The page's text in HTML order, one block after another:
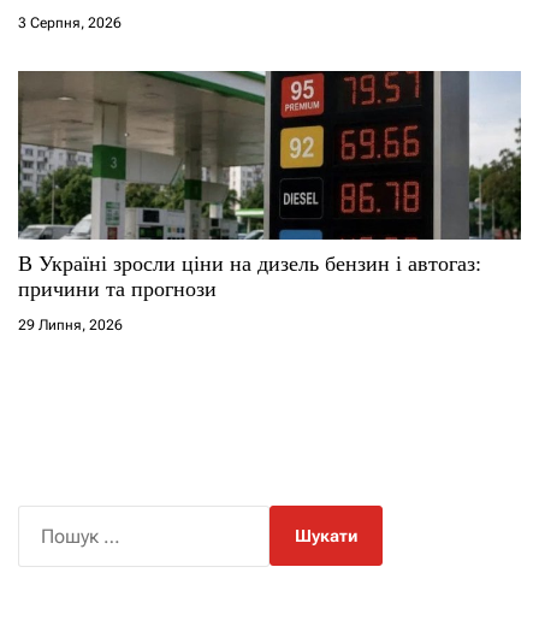
3 Серпня, 2026
В Україні зросли ціни на дизель бензин і автогаз:
причини та прогнози
29 Липня, 2026